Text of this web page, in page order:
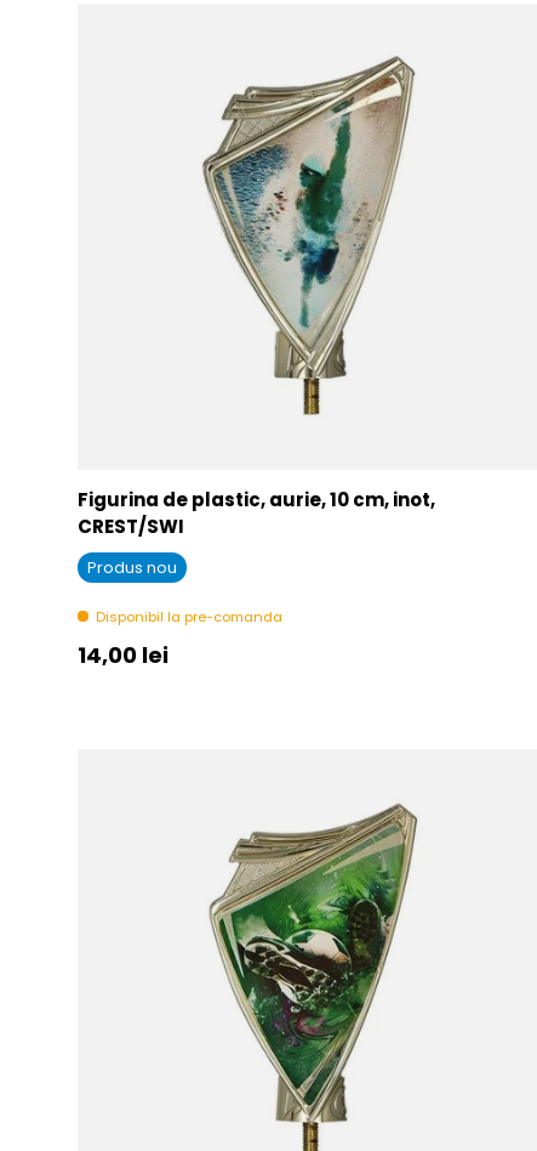
Figurina de plastic, aurie, 10 cm, inot,
CREST/SWI
Produs nou
Disponibil la pre-comanda
Pret initial
14,00 lei